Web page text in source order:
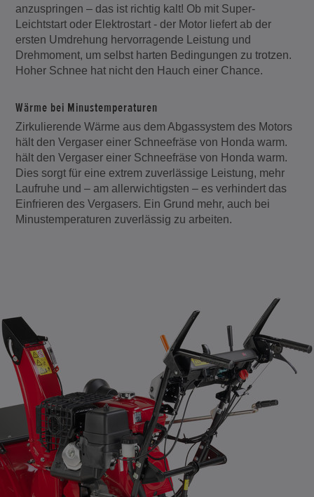
anzuspringen – das ist richtig kalt! Ob mit Super-
Leichtstart oder Elektrostart - der Motor liefert ab der
ersten Umdrehung hervorragende Leistung und
Drehmoment, um selbst harten Bedingungen zu trotzen.
Hoher Schnee hat nicht den Hauch einer Chance.
Wärme bei Minustemperaturen
Zirkulierende Wärme aus dem Abgassystem des Motors
hält den Vergaser einer Schneefräse von Honda warm.
hält den Vergaser einer Schneefräse von Honda warm.
Dies sorgt für eine extrem zuverlässige Leistung, mehr
Laufruhe und – am allerwichtigsten – es verhindert das
Einfrieren des Vergasers. Ein Grund mehr, auch bei
Minustemperaturen zuverlässig zu arbeiten.